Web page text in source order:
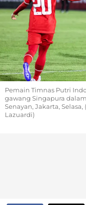
Pemain Timnas Putri
gawang Singapura
Senayan, Jakarta,
Lazuardi)